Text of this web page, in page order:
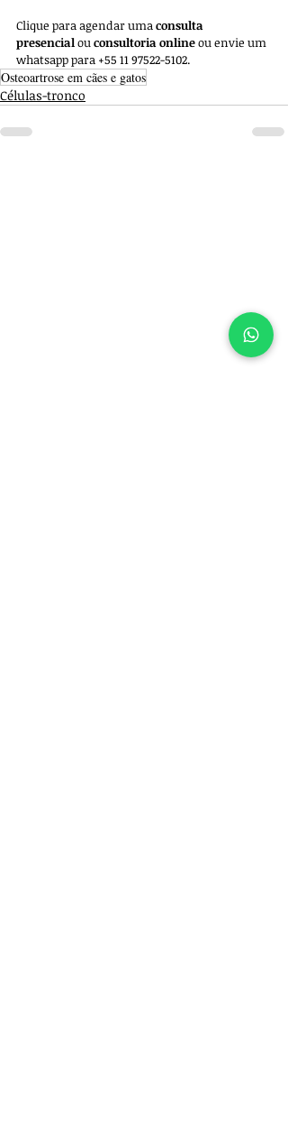
Clique para agendar uma consulta
presencial ou consultoria online ou envie um
whatsapp para +55 11 97522-5102.
Osteoartrose em cães e gatos
Células-tronco